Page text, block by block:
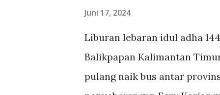
sekitar 2 detik pada spesies
berburu kunang betina
light untuk meniru pola
berburu kunang betina dan
menjadikannya ideal untuk
Juni 17, 2024
Liburan lebaran idul adha
Balikpapan Kalimantan
pulang naik bus antar